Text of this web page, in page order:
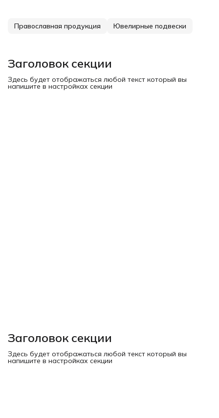
Православная продукция Ювелирные подвески
Заголовок секции
Здесь будет отображаться любой текст который вы
напишите в настройках секции
Заголовок секции
Здесь будет отображаться любой текст который вы
напишите в настройках секции